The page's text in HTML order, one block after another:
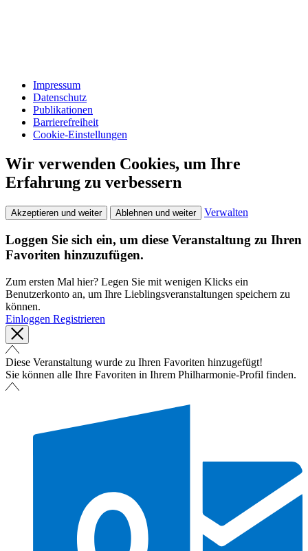
Impressum
Datenschutz
Publikationen
Barrierefreiheit
Cookie-Einstellungen
Wir verwenden Cookies, um Ihre
Erfahrung zu verbessern
Akzeptieren und weiter Ablehnen und weiter Verwalten
Loggen Sie sich ein, um diese Veranstaltung zu Ihren
Favoriten hinzuzufügen.
Zum ersten Mal hier? Legen Sie mit wenigen Klicks ein
Benutzerkonto an, um Ihre Lieblingsveranstaltungen speichern zu
können.
Einloggen Registrieren
Diese Veranstaltung wurde zu Ihren Favoriten hinzugefügt!
Sie können alle Ihre Favoriten in Ihrem Philharmonie-Profil finden.